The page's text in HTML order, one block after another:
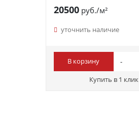
20500руб./м²
уточнить наличие
В корзину
Купить в 1 клик